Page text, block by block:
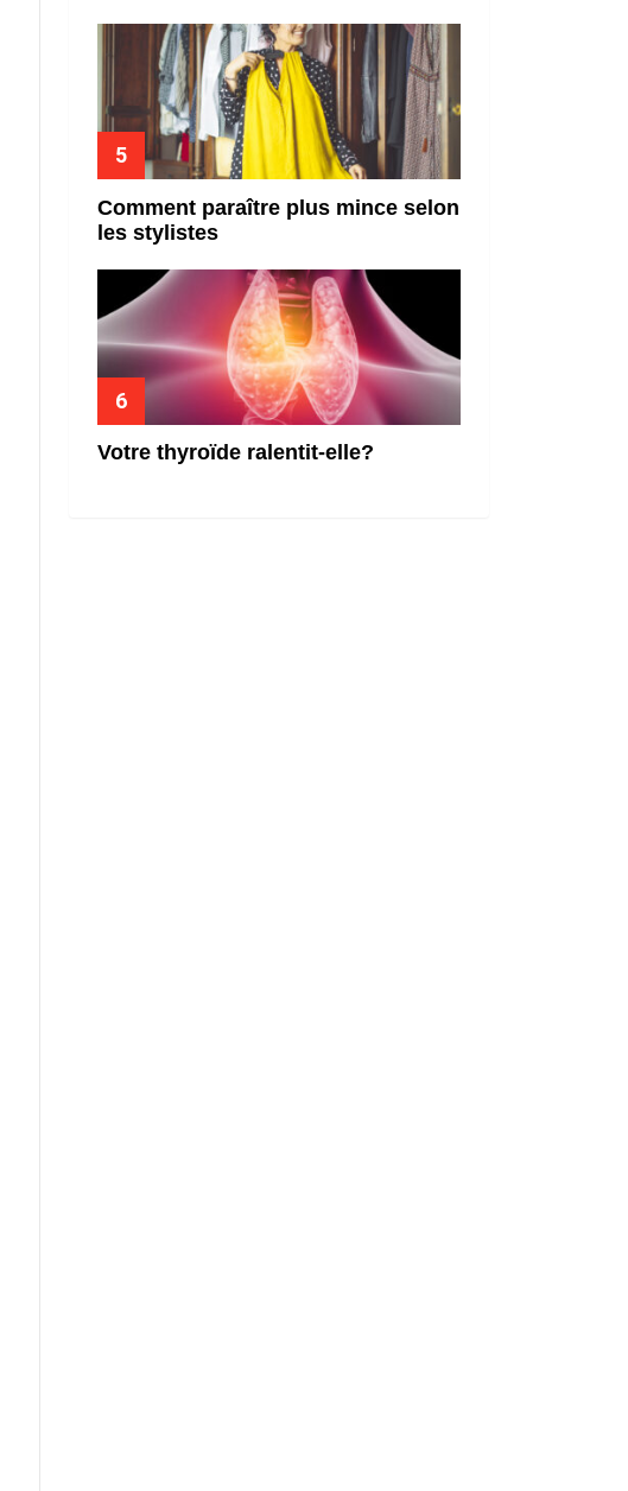
Comment paraître plus mince selon
les stylistes
Votre thyroïde ralentit-elle?